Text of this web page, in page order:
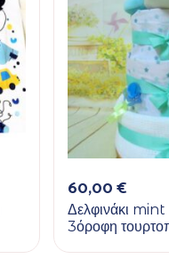
60,00€
Δελφινάκι
3όροφη